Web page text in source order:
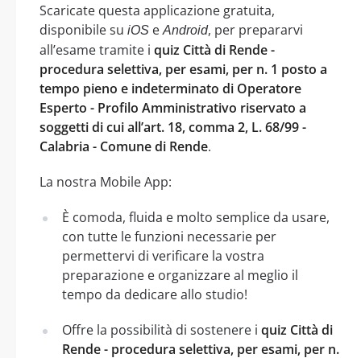
Scaricate questa applicazione gratuita,
disponibile su iOS eAndroid, per prepararvi
all’esame tramite i quiz Città di Rende -
procedura selettiva, per esami, per n. 1 posto a
tempo pieno e indeterminato di Operatore
Esperto - Profilo Amministrativo riservato a
soggetti di cui all’art. 18, comma 2, L. 68/99 -
Calabria - Comune di Rende.
La nostra Mobile App:
È comoda, fluida e molto semplice da usare,
con tutte le funzioni necessarie per
permettervi di verificare la vostra
preparazione e organizzare al meglio il
tempo da dedicare allo studio!
Offre la possibilità di sostenere i quiz Città di
Rende - procedura selettiva, per esami, per n.